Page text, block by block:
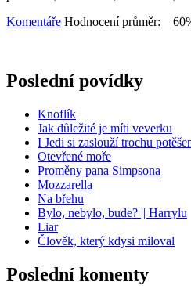
Komentáře Hodnocení průměr:
Poslední povídky
Knoflík
Jak důležité je míti veverku
I Jedi si zaslouží trochu
Otevřené moře
Proměny pana Simpsona
Mozzarella
Na břehu
Bylo, nebylo, bude? || Harrylu
Liar
Člověk, který kdysi miloval
Poslední komenty